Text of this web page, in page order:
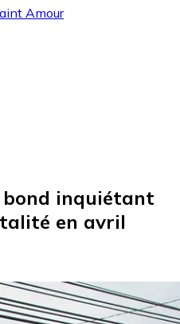
Amour
inquiétant
en avril